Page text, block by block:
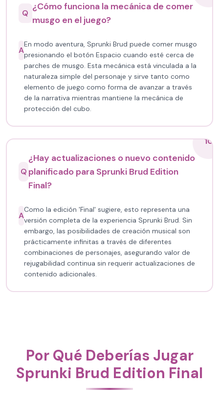
Q
¿Cómo funciona la mecánica de comer
musgo en el juego?
A
En modo aventura, Sprunki Brud puede comer musgo
presionando el botón Espacio cuando esté cerca de
parches de musgo. Esta mecánica está vinculada a la
naturaleza simple del personaje y sirve tanto como
elemento de juego como forma de avanzar a través
de la narrativa mientras mantiene la mecánica de
protección del cubo.
10
Q
¿Hay actualizaciones o nuevo contenido
planificado para Sprunki Brud Edition
Final?
A
Como la edición 'Final' sugiere, esto representa una
versión completa de la experiencia Sprunki Brud. Sin
embargo, las posibilidades de creación musical son
prácticamente infinitas a través de diferentes
combinaciones de personajes, asegurando valor de
rejugabilidad continua sin requerir actualizaciones de
contenido adicionales.
Por Qué Deberías Jugar
Sprunki Brud Edition Final